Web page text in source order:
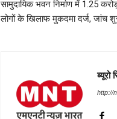
सामुदायिक भवन निर्माण में 1.25
लोगों के खिलाफ मुकदमा दर्ज, जांच
ब्यूरो
http://